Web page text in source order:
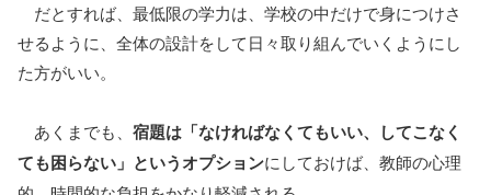
だとすれば、最低限の学力は、学校の中だけで身につけさ
せるように、全体の設計をして日々取り組んでいくようにし
た方がいい。
あくまでも、 宿題は「なければなくてもいい、してこなく
ても困らない」というオプションにしておけば、教師の心理